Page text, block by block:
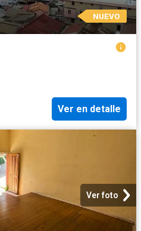
NUEVO
Ver en detalle
Ver foto